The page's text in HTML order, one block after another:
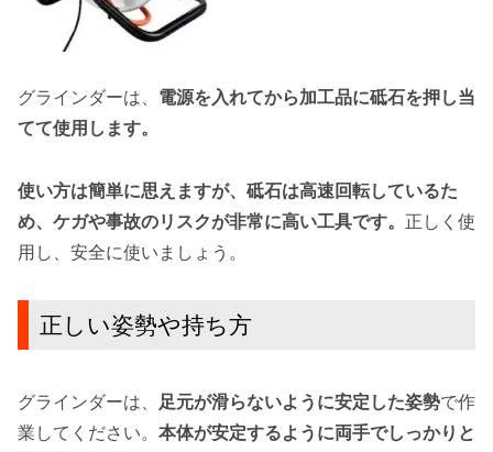
グラインダーは、 電源を入れてから加工品に砥石を押し当
てて使用します。
使い方は簡単に思えますが、 砥石は高速回転しているた
め、ケガや事故のリスクが非常に高い工具です。 正しく使
用し、安全に使いましょう。
正しい姿勢や持ち方
グラインダーは、 足元が滑らないように安定した姿勢で作
業してください。 本体が安定するように両手でしっかり と